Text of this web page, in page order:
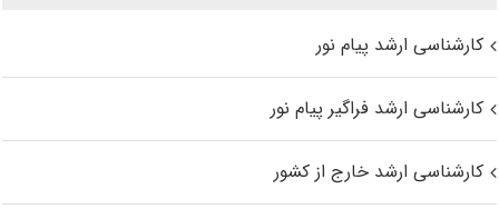
کارشناسی ارشد پیام نور
کارشناسی ارشد فراگیر پیام نور
کارشناسی ارشد خارج از کشور